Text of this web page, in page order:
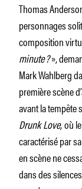
Thomas
personnages
composition
minute ?»,
Mark Wahlberg
première scène
avant la tempête
Drunk Love,où
caractérisé par
en scène ne
dans des